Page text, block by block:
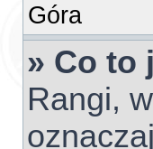
Góra
» Co to
Rangi,